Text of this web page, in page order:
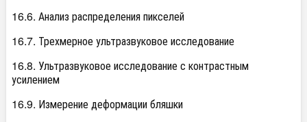
16.6. Анализ распределения пикселей
16.7. Трехмерное ультразвуковое исследование
16.8. Ультразвуковое исследование с контрастным
усилением
16.9. Измерение деформации бляшки